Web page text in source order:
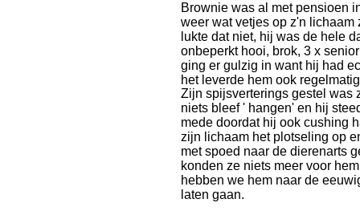
Brownie was al met pensioen
weer wat vetjes op z'n
lukte dat niet, hij was de hele
onbeperkt hooi, brok, 3 x
ging er gulzig in want hij had
het leverde hem ook
Zijn spijsverterings gestel was
niets bleef ' hangen' en hij
mede doordat hij ook cushing
zijn lichaam het plotseling op
met spoed naar de dierenarts
konden ze niets meer voor
hebben we hem naar de
laten gaan.